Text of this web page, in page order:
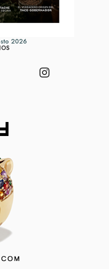
2026